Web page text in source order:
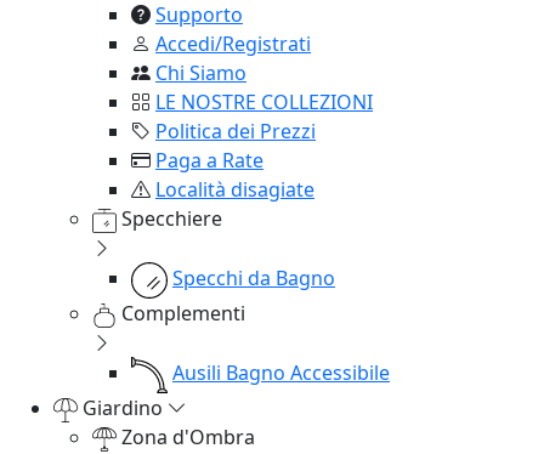
Supporto
Accedi/Registrati
Chi Siamo
LE NOSTRE COLLEZIONI
Politica dei Prezzi
Paga a Rate
Località disagiate
Specchiere
Specchi da Bagno
Complementi
Ausili Bagno Accessibile
Giardino
Zona d'Ombra